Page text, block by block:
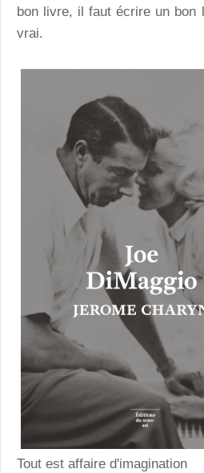
bon livre, il faut écrire un
vrai.
Tout est affaire d'imagination